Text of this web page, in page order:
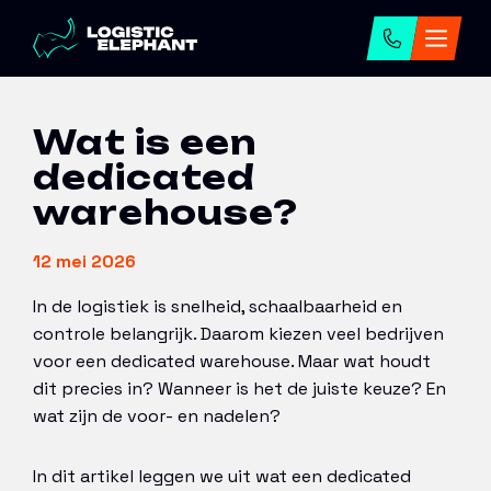
Home →Artikelen
Wat is een dedicated
warehouse?
Wat is een
dedicated
warehouse?
12 mei 2026
In de logistiek is snelheid, schaalbaarheid en
controle belangrijk. Daarom kiezen veel bedrijven
voor een dedicated warehouse. Maar wat houdt
dit precies in? Wanneer is het de juiste keuze? En
wat zijn de voor- en nadelen?
In dit artikel leggen we uit wat een dedicated